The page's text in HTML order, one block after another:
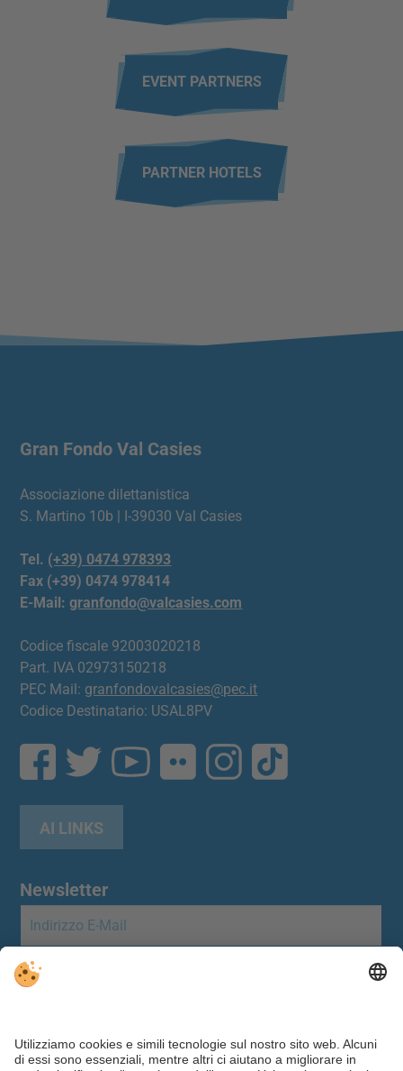
EVENT PARTNERS
PARTNER HOTELS
Gran Fondo Val Casies
Associazione dilettanistica
S. Martino 10b | I-39030 Val Casies
Tel. (+39) 0474 978393
Fax (+39) 0474 978414
E-Mail:granfondo@valcasies.com
Codice fiscale 92003020218
Part. IVA 02973150218
PEC Mail: granfondovalcasies@pec.it
Codice Destinatario: USAL8PV
AI LINKS
Newsletter